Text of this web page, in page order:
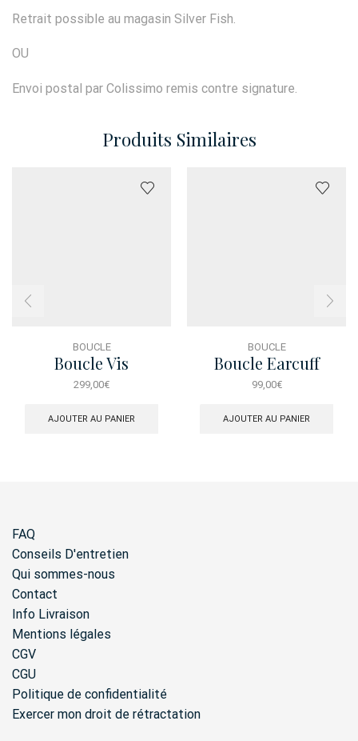
Retrait possible au magasin Silver Fish.
OU
Envoi postal par Colissimo remis contre signature.
Produits Similaires
BOUCLE
Boucle Vis
299,00€
AJOUTER AU PANIER
BOUCLE
Boucle Earcuff
Pampilles Dore
99,00€
AJOUTER AU PANIER
FAQ
Conseils D'entretien
Qui sommes-nous
Contact
Info Livraison
Mentions légales
CGV
CGU
Politique de confidentialité
Exercer mon droit de rétractation